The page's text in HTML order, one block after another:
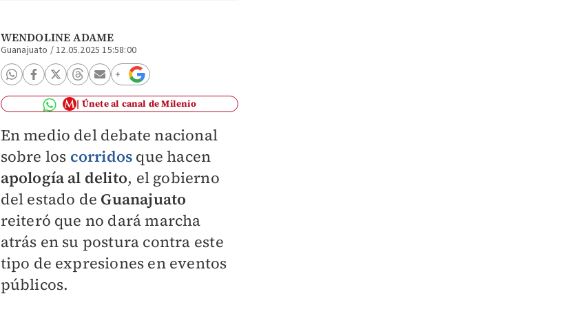
WENDOLINE ADAME
Guanajuato /12.05.2025 15:58:00
Únete al canal de Milenio
En medio del debate nacional
sobre los corridos que hacen
apología al delito, el gobierno
del estado de Guanajuato
reiteró que no dará marcha
atrás en su postura contra este
tipo de expresiones en eventos
públicos.